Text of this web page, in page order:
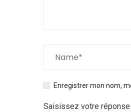
Enregistrer mon nom,
Saisissez votre